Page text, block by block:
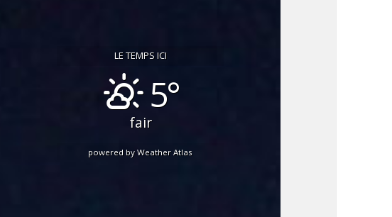
LE TEMPS ICI
5°
fair
powered byWeather Atlas